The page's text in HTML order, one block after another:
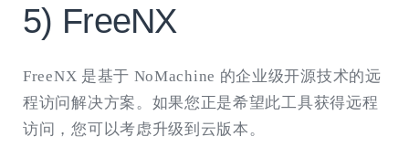
5) FreeNX
FreeNX 是基于 NoMachine 的企业级开源技术的远
程访问解决方案。如果您正是希望此工具获得远程
访问，您可以考虑升级到云版本。